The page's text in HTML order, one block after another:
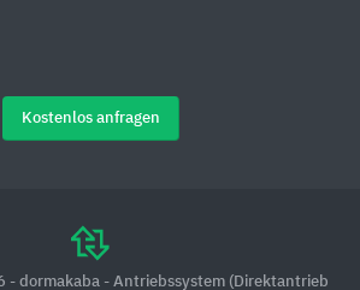
Kostenlos anfragen
- dormakaba - Antriebssystem (Direktantrieb